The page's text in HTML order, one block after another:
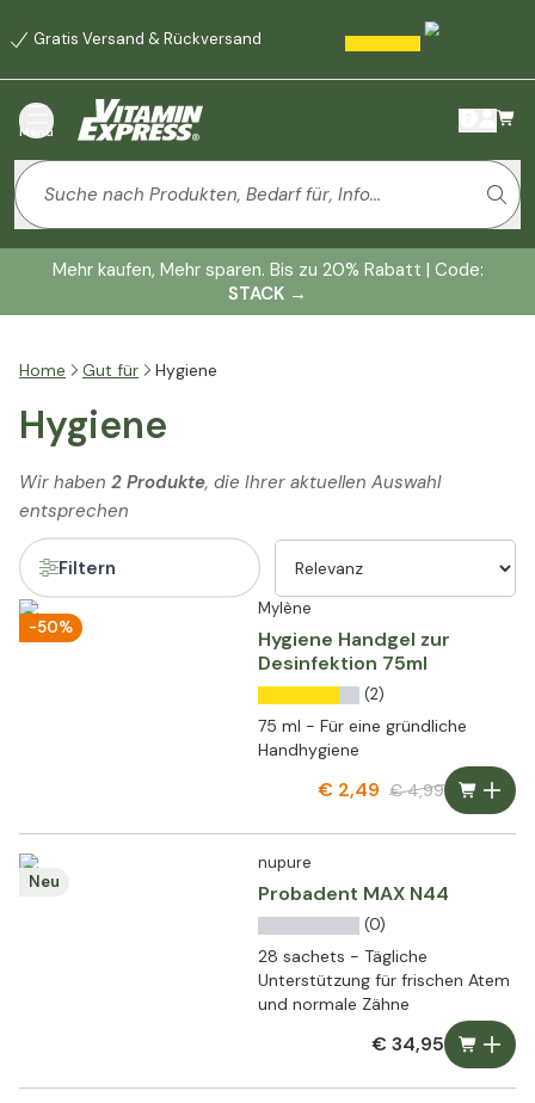
Gratis Versand & Rückversand
Menü
Mehr kaufen, Mehr sparen. Bis zu 20% Rabatt | Code:
STACK →
Home Gut für Hygiene
Hygiene
Wir haben 2 Produkte, die Ihrer aktuellen Auswahl
entsprechen
Filtern
-50%
Mylène
Hygiene Handgel zur
Desinfektion 75ml
(2)
75 ml - Für eine gründliche
Handhygiene
€ 2,49 € 4,99
Neu
nupure
Probadent MAX N44
(0)
28 sachets - Tägliche
Unterstützung für frischen Atem
und normale Zähne
€ 34,95